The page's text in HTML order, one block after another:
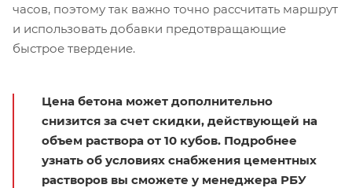
часов, поэтому так важно точно рассчитать маршрут
и использовать добавки предотвращающие
быстрое твердение.
Цена бетона может дополнительно
снизится за счет скидки, действующей на
объем раствора от 10 кубов. Подробнее
узнать об условиях снабжения цементных
растворов вы сможете у менеджера РБУ